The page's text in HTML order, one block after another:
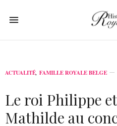
ACTUALITÉ, FAMILLE ROYALE BELGE
Le roi Philippe
Mathilde au